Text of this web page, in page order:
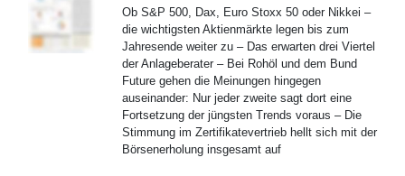
Ob S&P 500, Dax, Euro Stoxx 50 oder Nikkei –
die wichtigsten Aktienmärkte legen bis zum
Jahresende weiter zu – Das erwarten drei Viertel
der Anlageberater – Bei Rohöl und dem Bund
Future gehen die Meinungen hingegen
auseinander: Nur jeder zweite sagt dort eine
Fortsetzung der jüngsten Trends voraus – Die
Stimmung im Zertifikatevertrieb hellt sich mit der
Börsenerholung insgesamt auf